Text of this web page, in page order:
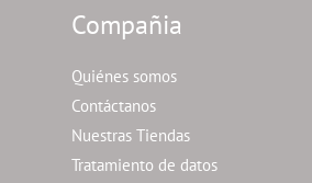
Compañia
Quiénes somos
Contáctanos
Nuestras Tiendas
Tratamiento de datos